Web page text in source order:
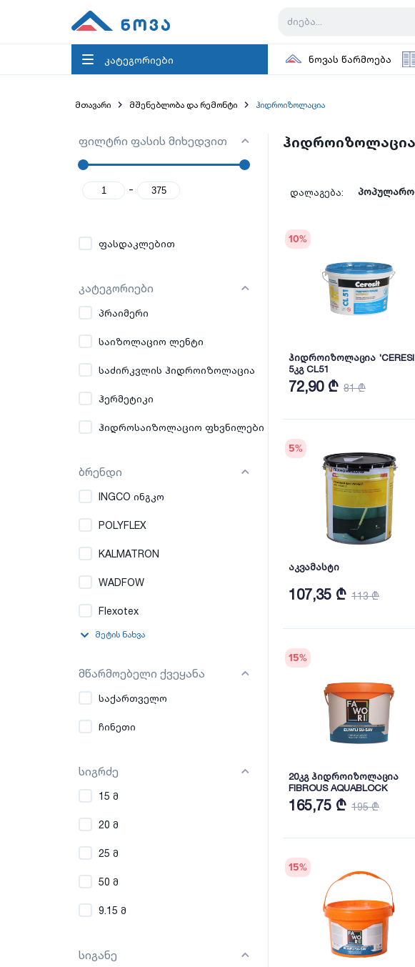
კატეგორიები ნოვას წარმოება
მთავარი მშენებლობა და რემონტი ჰიდროიზოლაცია
ფილტრი ფასის მიხედვით
-
ფასდაკლებით
კატეგორიები
პრაიმერი
საიზოლაციო ლენტი
საძირკვლის ჰიდროიზოლაცია
ჰერმეტიკი
ჰიდროსაიზოლაციო ფხვნილები
ბრენდი
INGCO ინგკო
POLYFLEX
KALMATRON
WADFOW
Flexotex
მეტის ნახვა
მწარმოებელი ქვეყანა
საქართველო
ჩინეთი
სიგრძე
15 მ
20 მ
25 მ
50 მ
9.15 მ
სიგანე
ჰიდროიზოლაცია
დალაგება:
10%
ჰიდროიზოლაცია
5კგ CL51
72,90 ₾ 81 ₾
5%
აკვამასტი
107,35 ₾ 113 ₾
15%
20კგ ჰიდროიზოლაცია
FIBROUS AQUABLOCK
165,75 ₾ 195 ₾
15%